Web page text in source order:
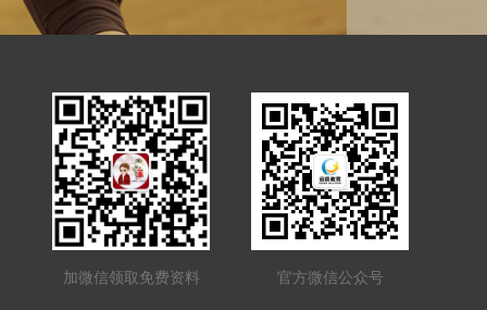
加微信领取免费资料 官方微信公众号